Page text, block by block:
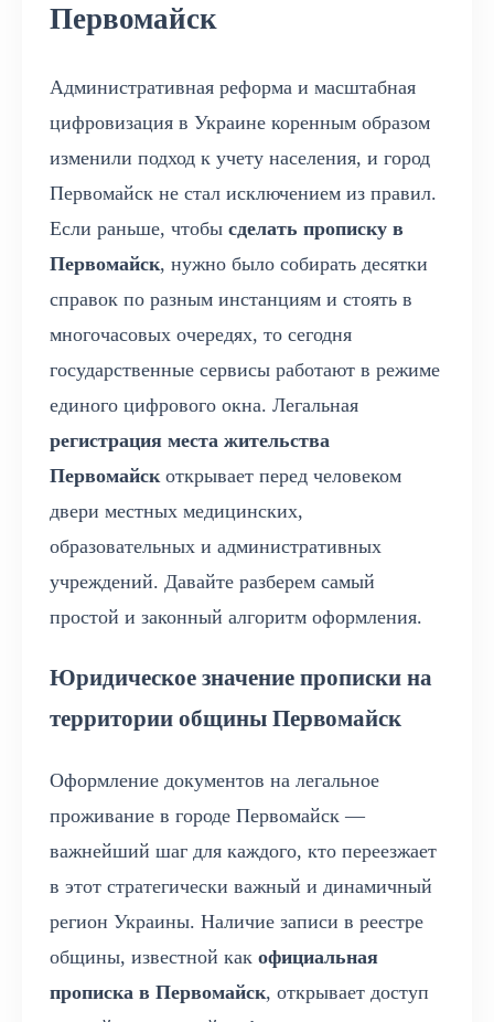
Первомайск
Административная реформа и масштабная
цифровизация в Украине коренным образом
изменили подход к учету населения, и город
Первомайск не стал исключением из правил.
Если раньше, чтобы сделать прописку в
Первомайск, нужно было собирать десятки
справок по разным инстанциям и стоять в
многочасовых очередях, то сегодня
государственные сервисы работают в режиме
единого цифрового окна. Легальная
регистрация места жительства
Первомайск открывает перед человеком
двери местных медицинских,
образовательных и административных
учреждений. Давайте разберем самый
простой и законный алгоритм оформления.
Юридическое значение прописки на
территории общины Первомайск
Оформление документов на легальное
проживание в городе Первомайск —
важнейший шаг для каждого, кто переезжает
в этот стратегически важный и динамичный
регион Украины. Наличие записи в реестре
общины, известной как официальная
прописка в Первомайск, открывает доступ